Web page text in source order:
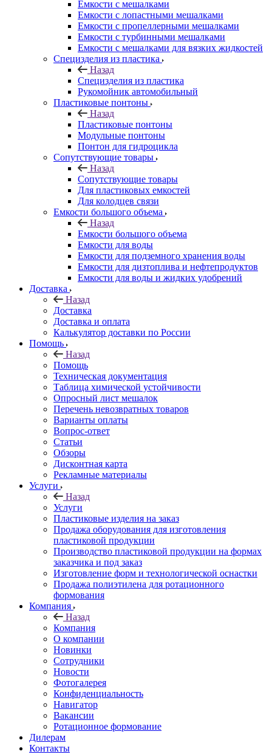
Емкости с мешалками
Емкости с лопастными мешалками
Емкости с пропеллерными мешалками
Емкости с турбинными мешалками
Емкости с мешалками для вязких жидкостей
Специзделия из пластика
Назад
Специзделия из пластика
Рукомойник автомобильный
Пластиковые понтоны
Назад
Пластиковые понтоны
Модульные понтоны
Понтон для гидроцикла
Сопутствующие товары
Назад
Сопутствующие товары
Для пластиковых емкостей
Для колодцев связи
Емкости большого объема
Назад
Емкости большого объема
Емкости для воды
Емкости для подземного хранения воды
Емкости для дизтоплива и нефтепродуктов
Емкости для воды и жидких удобрений
Доставка
Назад
Доставка
Доставка и оплата
Калькулятор доставки по России
Помощь
Назад
Помощь
Техническая документация
Таблица химической устойчивости
Опросный лист мешалок
Перечень невозвратных товаров
Варианты оплаты
Вопрос-ответ
Статьи
Обзоры
Дисконтная карта
Рекламные материалы
Услуги
Назад
Услуги
Пластиковые изделия на заказ
Продажа оборудования для изготовления
пластиковой продукции
Производство пластиковой продукции на формах
заказчика и под заказ
Изготовление форм и технологической оснастки
Продажа полиэтилена для ротационного
формования
Компания
Назад
Компания
О компании
Новинки
Сотрудники
Новости
Фотогалерея
Конфиденциальность
Навигатор
Вакансии
Ротационное формование
Дилерам
Контакты